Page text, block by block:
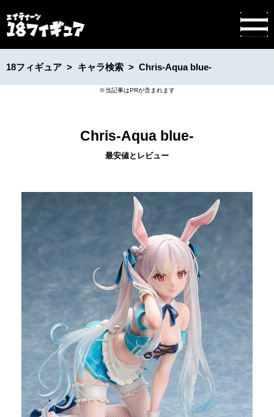
18フィギュア キャラ検索 Chris-Aqua blue-
Chris-Aqua blue-
最安値とレビュー